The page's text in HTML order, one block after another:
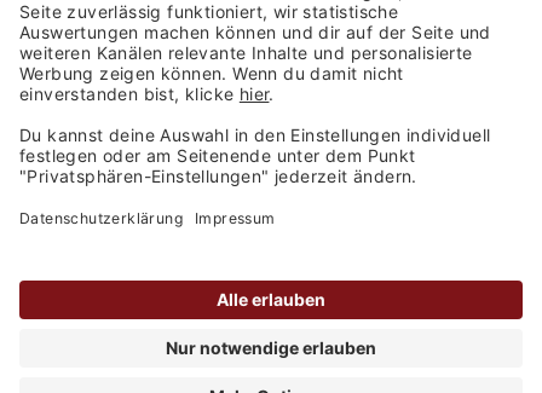
Versand
Finden Sie uns auf: